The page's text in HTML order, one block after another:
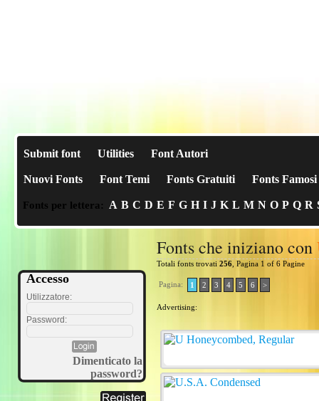
Submit font Utilities Font Autori
Nuovi Fonts Font Temi Fonts Gratuiti Fonts Famosi
Fonts per lettera: A B C D E F G H I J K L M N O P Q R
Accesso
Utilizzatore:
Password:
Dimenticato la
password?
Fonts che iniziano con
Totali fonts trovati 256 , Pagina 1 of 6 Pagine
Pagina: 1 2 3 4 5 6 >
Advertising: